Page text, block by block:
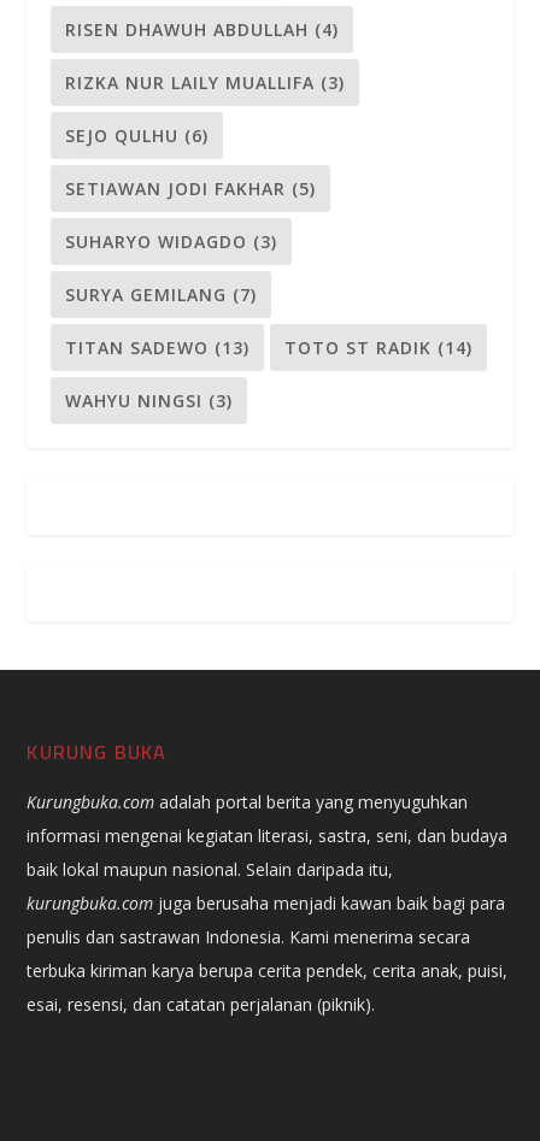
RISEN DHAWUH ABDULLAH (4)
RIZKA NUR LAILY MUALLIFA (3)
SEJO QULHU (6)
SETIAWAN JODI FAKHAR (5)
SUHARYO WIDAGDO (3)
SURYA GEMILANG (7)
TITAN SADEWO (13) TOTO ST RADIK (14)
WAHYU NINGSI (3)
KURUNG BUKA
Kurungbuka.com adalah portal berita yang menyuguhkan
informasi mengenai kegiatan literasi, sastra, seni, dan budaya
baik lokal maupun nasional. Selain daripada itu,
kurungbuka.com juga berusaha menjadi kawan baik bagi para
penulis dan sastrawan Indonesia. Kami menerima secara
terbuka kiriman karya berupa cerita pendek, cerita anak, puisi,
esai, resensi, dan catatan perjalanan (piknik).